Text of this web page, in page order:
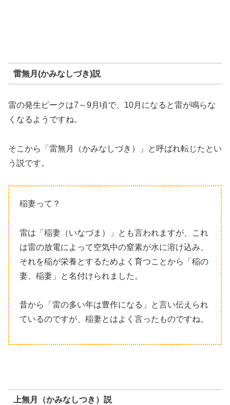
雷無月(かみなしづき)説
雷の発生ピークは7～9月頃で、10月になると雷が鳴らな
くなるようですね。
そこから「雷無月（かみなしづき）」と呼ばれ転じたとい
う説です。
稲妻って？
雷は「稲妻（いなづま）」とも言われますが、これ
は雷の放電によって空気中の窒素が水に溶け込み、
それを稲が栄養とするためよく育つことから「稲の
妻、稲妻」と名付けられました。
昔から「雷の多い年は豊作になる」と言い伝えられ
ているのですが、稲妻とはよく言ったものですね。
上無月（かみなしつき）説